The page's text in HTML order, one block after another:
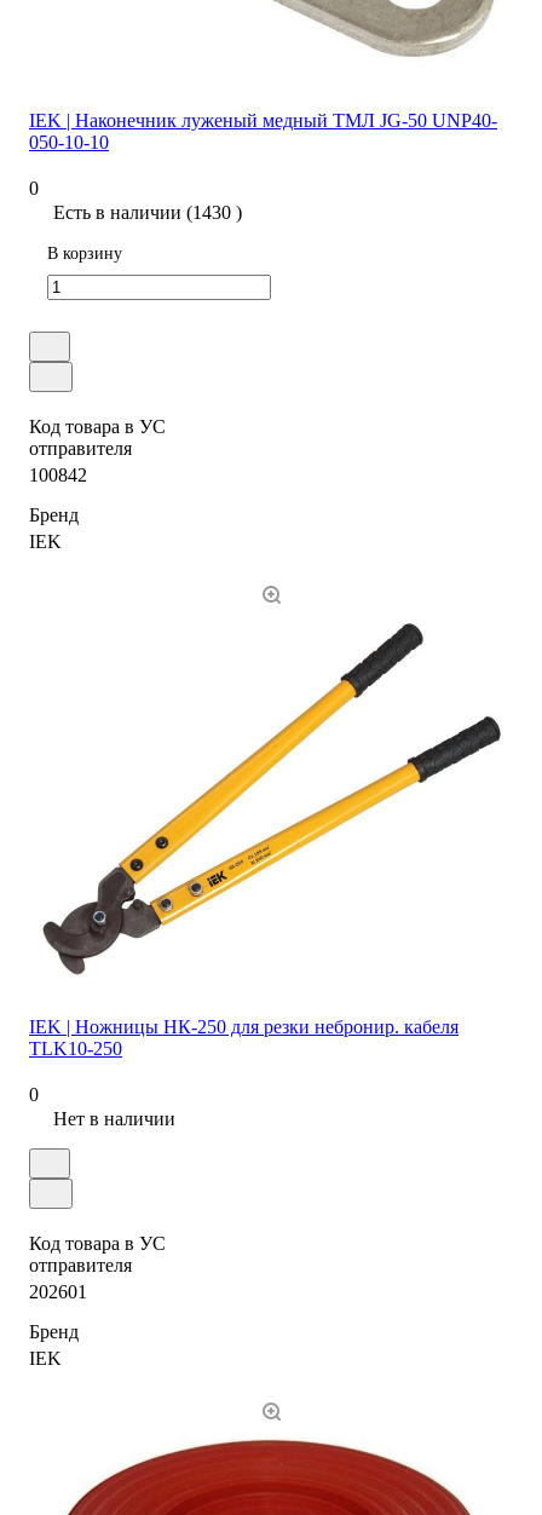
IEK | Наконечник луженый медный ТМЛ JG-50 UNP40-
050-10-10
0
Есть в наличии (1430 )
В корзину
Код товара в УС
отправителя
100842
Бренд
IEK
IEK | Ножницы НК-250 для резки небронир. кабеля
TLK10-250
0
Нет в наличии
Код товара в УС
отправителя
202601
Бренд
IEK